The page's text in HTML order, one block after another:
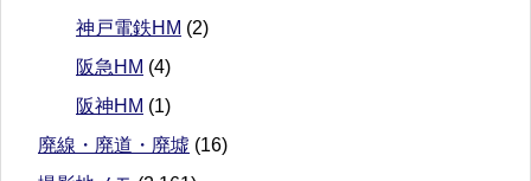
神戸電鉄HM (2)
阪急HM (4)
阪神HM (1)
廃線・廃道・廃墟 (16)